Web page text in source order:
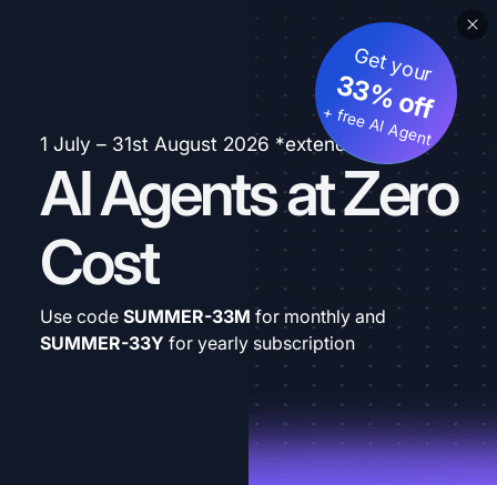
1 July – 31st August 2026 *extended
AI Agents at Zero
Cost
Get your
33% off
+ free AI Agent
Use code SUMMER-33M for monthly and
SUMMER-33Y for yearly subscription